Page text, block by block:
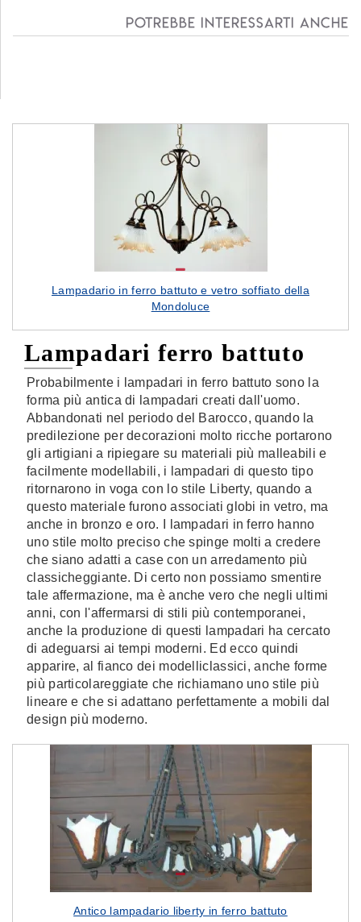
Lampadario in ferro battuto e vetro soffiato della
Mondoluce
Lampadari ferro battuto
Probabilmente i lampadari in ferro battuto sono la
forma più antica di lampadari creati dall'uomo.
Abbandonati nel periodo del Barocco, quando la
predilezione per decorazioni molto ricche portarono
gli artigiani a ripiegare su materiali più malleabili e
facilmente modellabili, i lampadari di questo tipo
ritornarono in voga con lo stile Liberty, quando a
questo materiale furono associati globi in vetro, ma
anche in bronzo e oro. I lampadari in ferro hanno
uno stile molto preciso che spinge molti a credere
che siano adatti a case con un arredamento più
classicheggiante. Di certo non possiamo smentire
tale affermazione, ma è anche vero che negli ultimi
anni, con l'affermarsi di stili più contemporanei,
anche la produzione di questi lampadari ha cercato
di adeguarsi ai tempi moderni. Ed ecco quindi
apparire, al fianco dei modelliclassici, anche forme
più particolareggiate che richiamano uno stile più
lineare e che si adattano perfettamente a mobili dal
design più moderno.
Antico lampadario liberty in ferro battuto
Potrebbe interessarti anche